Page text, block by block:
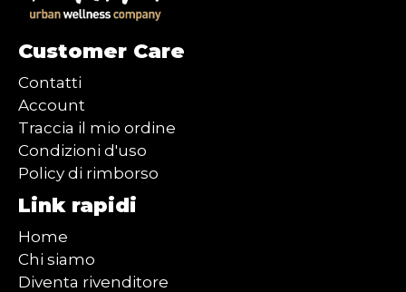
Customer Care
Contatti
Account
Traccia il mio ordine
Condizioni d'uso
Policy di rimborso
Link rapidi
Home
Chi siamo
Diventa rivenditore